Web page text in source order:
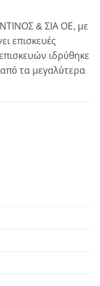
& ΣΙΑ ΟΕ, με
επισκευές
ιδρύθηκε
από τα μεγαλύτερα